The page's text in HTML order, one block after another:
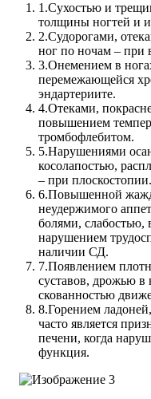
1.Сухостью и
толщины ногтей и
2.Судорогами,
ног по ночам – при
3.Онемением в
перемежающейся
эндартериите.
4.Отеками,
повышением
тромбофлебитом.
5.Нарушениями
косолапостью,
– при плоскостопии.
6.Повышенной
неудержимого
болями, слабостью,
нарушением
наличии СД.
7.Появлением
суставов, дрожью в
скованностью
8.Горением
часто является
печени, когда
функция.